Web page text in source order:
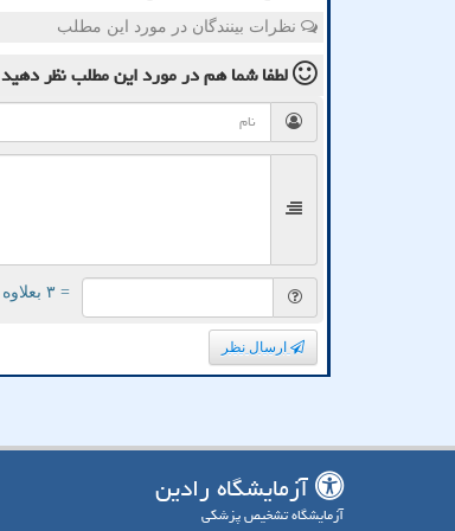
نظرات بینندگان در مورد این مطلب
لطفا شما همدر مورد این مطلبنظر دهید
= ۳ بعلاوه ۵
ارسال نظر
آزمایشگاه رادین
آزمایشگاه تشخیص پزشکی